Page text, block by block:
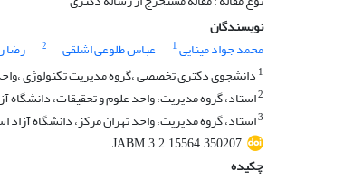
نویسندگان
محمد جواد مینایی1 عباس طلوعی اشلقی 2 رضا
1 دانشجوی دکتری تخصصی ،گروه مدیریت تکنولوژی
2استاد، گروه مدیریت، واحد علوم و تحقیقات، دانشگاه
3استاد، گروه مدیریت، واحد تهران مرکز، دانشگاه آزاد
JABM.3.2.15564.350207
چکیده